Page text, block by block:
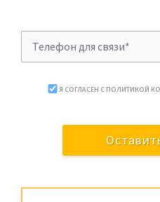
Я СОГЛАСЕН С ПОЛИТИКОЙ